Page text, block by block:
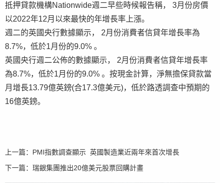
抵押貸款機構Nationwide週二早些時候報告稱， 3月份房價
以2022年12月以來最快的年增長率上漲。
週二的英國央行數據顯示， 2月份消費者信貸年增長率為
8.7%，低於1月份的9.0% 。
英國央行週二公佈的數據顯示， 2月份消費者信貸年增長率
為8.7%，低於1月份的9.0% 。按現金計算，淨無擔保貸款當
月增長13.79億英鎊(合17.3億美元)，低於路透調查中預期的
16億英鎊。
上一篇： PMI指數調查顯示 英國製造業近兩年來首次增長
下一篇： 瑞銀集團推出20億美元股票回購計畫